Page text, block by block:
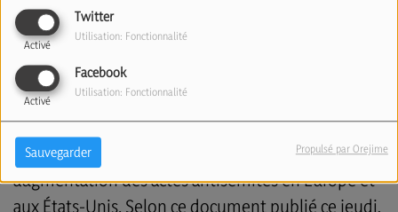
Twitter
Activé
Utilisation: Fonctionnalité
Facebook
Activé
Utilisation: Fonctionnalité
Sauvegarder Propulsé par Orejime
Un nouveau rapport publié par "Combat
Antisemitism Movement" révèle une forte
augmentation des actes antisémites en Europe et
aux États-Unis. Selon ce document publié ce jeudi,